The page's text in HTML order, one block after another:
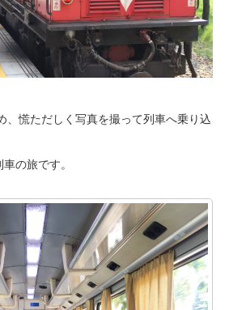
、慌ただしく写真を撮って列車へ乗り込
の旅です。